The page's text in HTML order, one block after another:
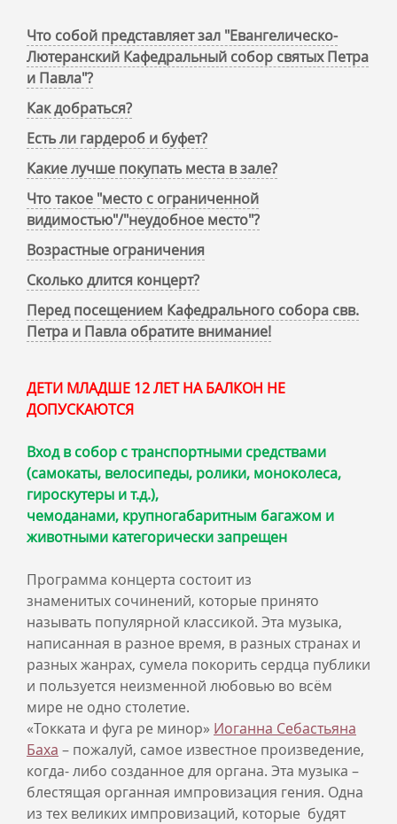
Что собой представляет зал "Евангелическо-
Лютеранский Кафедральный собор святых Петра
и Павла"?
Как добраться?
Есть ли гардероб и буфет?
Какие лучше покупать места в зале?
Что такое "место с ограниченной
видимостью"/"неудобное место"?
Возрастные ограничения
Сколько длится концерт?
Перед посещением Кафедрального собора свв.
Петра и Павла обратите внимание!
ДЕТИ МЛАДШЕ 12 ЛЕТ НА БАЛКОН НЕ
ДОПУСКАЮТСЯ
Вход в собор с транспортными средствами
(самокаты, велосипеды, ролики, моноколеса,
гироскутеры и т.д.),
чемоданами, крупногабаритным багажом и
животными категорически запрещен
Программа концерта состоит из
знаменитых сочинений, которые принято
называть популярной классикой. Эта музыка,
написанная в разное время, в разных странах и
разных жанрах, сумела покорить сердца публики
и пользуется неизменной любовью во всём
мире не одно столетие.
«Токката и фуга ре минор» Иоганна Себастьяна
Баха – пожалуй, самое известное произведение,
когда- либо созданное для органа. Эта музыка –
блестящая органная импровизация гения. Одна
из тех великих импровизаций, которые будят